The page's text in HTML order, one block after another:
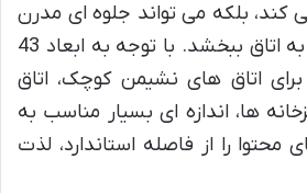
بلکه می تواند جلوه ای مدرن
تر و سازمان یافته تر به اتاق ببخشد. با توجه به ابعاد 43
برای اتاق های نشیمن کوچک، اتاق
ها، اندازه ای بسیار مناسب به
را از فاصله استاندارد، لذت